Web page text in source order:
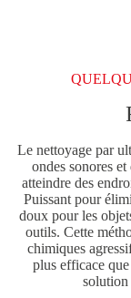
Le nettoyage par
ondes sonores
atteindre des
Puissant pour
doux pour les
outils. Cette
chimiques
plus efficace
solution